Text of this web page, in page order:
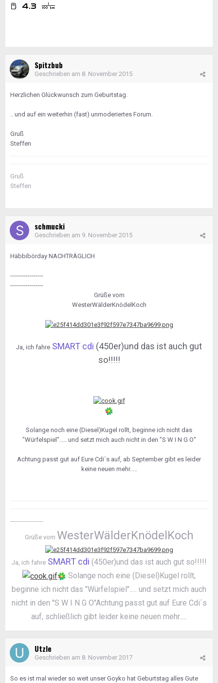
Spitzbub
Geschrieben am 8. November 2015
Herzlichen Glückwunsch zum Geburtstag.
.. und auf ein weiterhin (fast) unmoderiertes Forum.
Gruß
Steffen
Gruß
Steffen
schmucki
Geschrieben am 9. November 2015
Häbbibörday NACHTRÄGLICH
-----------------
-----------------
Grüße vom
WesterWälderKnödelKoch
Ja, ich fahre SMART cdi (450er)und das ist auch gut
so!!!!!
Solange noch eine (Diesel)Kugel rollt, beginne ich nicht das
"Würfelspiel"..... und setzt mich auch nicht in den "S W I N G O"
Achtung passt gut auf Eure Cdi´s auf, ab September gibt es leider
keine neuen mehr.....
-----------------
Grüße vom WesterWälderKnödelKoch
Ja, ich fahreSMART cdi (450er)und das ist auch gut so!!!!!
Solange noch eine (Diesel)Kugel rollt,
beginne ich nicht das "Würfelspiel"..... und setzt mich auch
nicht in den "S W I N G O"Achtung passt gut auf Eure Cdi´s
auf, schließlich gibt leider keine neuen mehr.....
Utzle
Geschrieben am 8. November 2017
So es ist mal wieder so weit unser Goyko hat Geburtstag alles Gute